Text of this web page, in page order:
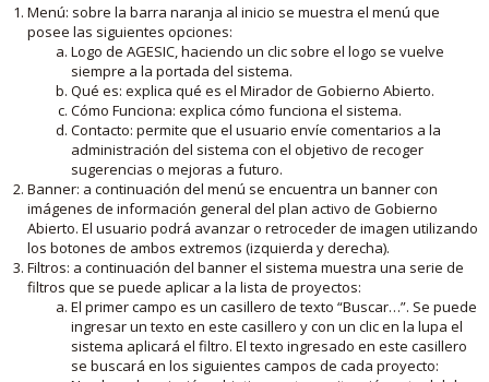
Menú: sobre la barra naranja al inicio se muestra el menú que
posee las siguientes opciones:
Logo de AGESIC, haciendo un clic sobre el logo se vuelve
siempre a la portada del sistema.
Qué es: explica qué es el Mirador de Gobierno Abierto.
Cómo Funciona: explica cómo funciona el sistema.
Contacto: permite que el usuario envíe comentarios a la
administración del sistema con el objetivo de recoger
sugerencias o mejoras a futuro.
Banner: a continuación del menú se encuentra un banner con
imágenes de información general del plan activo de Gobierno
Abierto. El usuario podrá avanzar o retroceder de imagen utilizando
los botones de ambos extremos (izquierda y derecha).
Filtros: a continuación del banner el sistema muestra una serie de
filtros que se puede aplicar a la lista de proyectos:
El primer campo es un casillero de texto “Buscar…”. Se puede
ingresar un texto en este casillero y con un clic en la lupa el
sistema aplicará el filtro. El texto ingresado en este casillero
se buscará en los siguientes campos de cada proyecto: